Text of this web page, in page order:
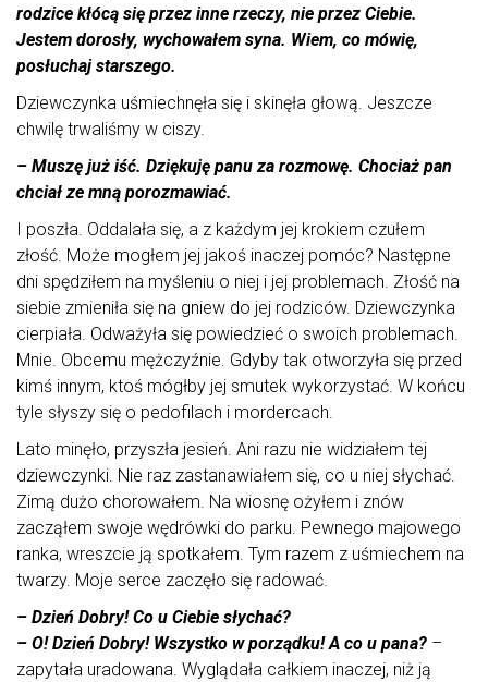
rodzice kłócą się przez inne rzeczy, nie przez Ciebie.
Jestem dorosły, wychowałem syna. Wiem, co mówię,
posłuchaj starszego.
Dziewczynka uśmiechnęła się i skinęła głową. Jeszcze
chwilę trwaliśmy w ciszy.
– Muszę już iść. Dziękuję panu za rozmowę. Chociaż pan
chciał ze mną porozmawiać.
I poszła. Oddalała się, a z każdym jej krokiem czułem
złość. Może mogłem jej jakoś inaczej pomóc? Następne
dni spędziłem na myśleniu o niej i jej problemach. Złość na
siebie zmieniła się na gniew do jej rodziców. Dziewczynka
cierpiała. Odważyła się powiedzieć o swoich problemach.
Mnie. Obcemu mężczyźnie. Gdyby tak otworzyła się przed
kimś innym, ktoś mógłby jej smutek wykorzystać. W końcu
tyle słyszy się o pedofilach i mordercach.
Lato minęło, przyszła jesień. Ani razu nie widziałem tej
dziewczynki. Nie raz zastanawiałem się, co u niej słychać.
Zimą dużo chorowałem. Na wiosnę ożyłem i znów
zacząłem swoje wędrówki do parku. Pewnego majowego
ranka, wreszcie ją spotkałem. Tym razem z uśmiechem na
twarzy. Moje serce zaczęło się radować.
– Dzień Dobry! Co u Ciebie słychać?
– O! Dzień Dobry! Wszystko w porządku! A co u pana? –
zapytała uradowana. Wyglądała całkiem inaczej, niż ją